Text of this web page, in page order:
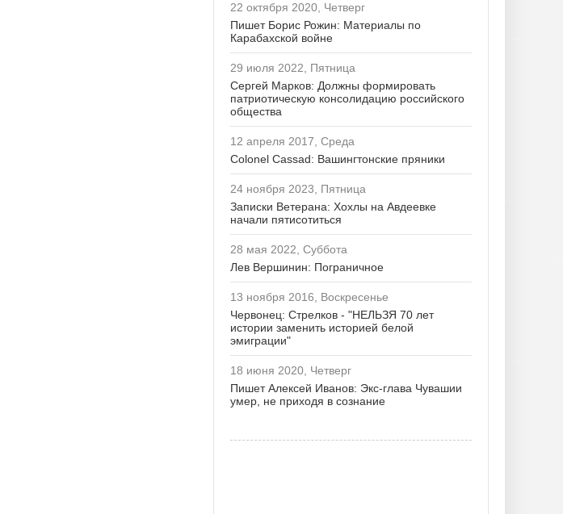
22 октября 2020, Четверг
Пишет Борис Рожин: Материалы по
Карабахской войне
29 июля 2022, Пятница
Сергей Марков: Должны формировать
патриотическую консолидацию российского
общества
12 апреля 2017, Среда
Colonel Cassad: Вашингтонские пряники
24 ноября 2023, Пятница
Записки Ветерана: Хохлы на Авдеевке
начали пятисотиться
28 мая 2022, Суббота
Лев Вершинин: Пограничное
13 ноября 2016, Воскресенье
Червонец: Стрелков - "НЕЛЬЗЯ 70 лет
истории заменить историей белой
эмиграции"
18 июня 2020, Четверг
Пишет Алексей Иванов: Экс-глава Чувашии
умер, не приходя в сознание